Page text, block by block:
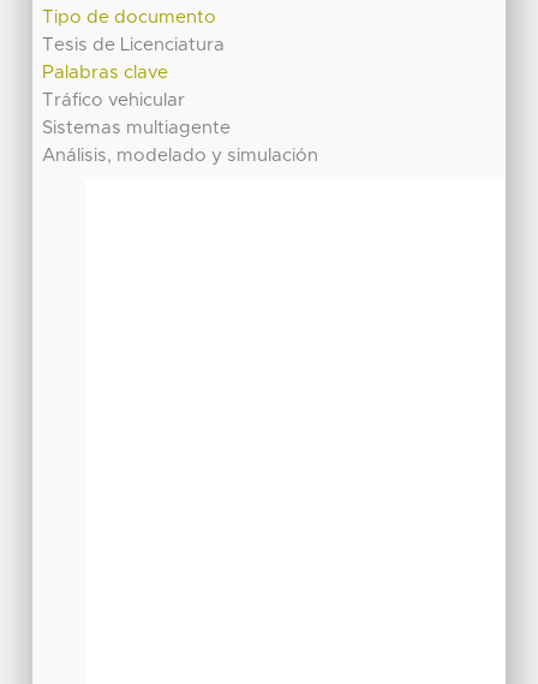
Tipo de documento
Tesis de Licenciatura
Palabras clave
Tráfico vehicular
Sistemas multiagente
Análisis, modelado y simulación